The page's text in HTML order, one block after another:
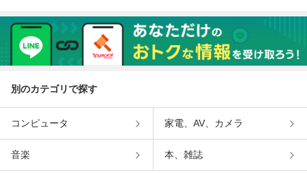
別のカテゴリで探す
コンピュータ 家電、AV、カメラ
音楽 本、雑誌